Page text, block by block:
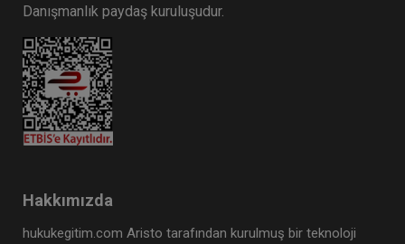
Danışmanlık paydaş kuruluşudur.
Hakkımızda
hukukegitim.com Aristo tarafından kurulmuş bir teknoloji